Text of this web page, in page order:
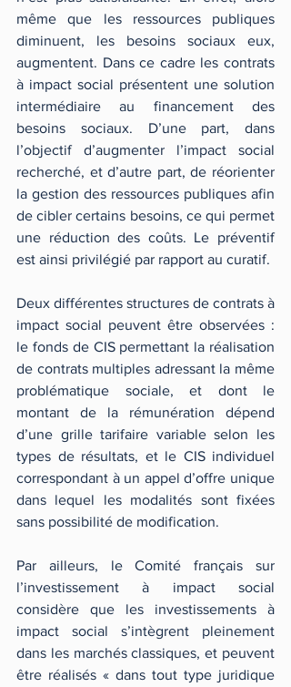
même que les ressources publiques
diminuent, les besoins sociaux eux,
augmentent. Dans ce cadre les contrats
à impact social présentent une solution
intermédiaire au financement des
besoins sociaux. D’une part, dans
l’objectif d’augmenter l’impact social
recherché, et d’autre part, de réorienter
la gestion des ressources publiques afin
de cibler certains besoins, ce qui permet
une réduction des coûts. Le préventif
est ainsi privilégié par rapport au curatif.
Deux différentes structures de contrats à
impact social peuvent être observées :
le fonds de CIS permettant la réalisation
de contrats multiples adressant la même
problématique sociale, et dont le
montant de la rémunération dépend
d’une grille tarifaire variable selon les
types de résultats, et le CIS individuel
correspondant à un appel d’offre unique
dans lequel les modalités sont fixées
sans possibilité de modification.
Par ailleurs, le Comité français sur
l’investissement à impact social
considère que les investissements à
impact social s’intègrent pleinement
dans les marchés classiques, et peuvent
être réalisés « dans tout type juridique